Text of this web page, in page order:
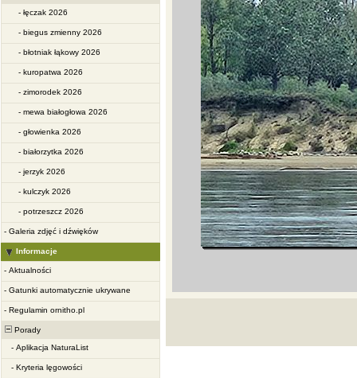
- łęczak 2026
- biegus zmienny 2026
- błotniak łąkowy 2026
- kuropatwa 2026
- zimorodek 2026
- mewa białogłowa 2026
- głowienka 2026
- białorzytka 2026
- jerzyk 2026
- kulczyk 2026
- potrzeszcz 2026
- Galeria zdjęć i dźwięków
Informacje
- Aktualności
- Gatunki automatycznie ukrywane
- Regulamin ornitho.pl
Porady
- Aplikacja NaturaList
- Kryteria lęgowości